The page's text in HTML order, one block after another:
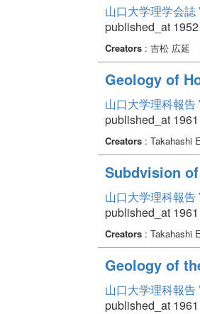
山口大学理学会誌
published_at 1952
Creators: 吉松 広延
Geology of
山口大学理科報告
published_at 1961
Creators: Takahashi
Subdvision
山口大学理科報告
published_at 1961
Creators: Takahashi
Geology of
山口大学理科報告
published_at 1961